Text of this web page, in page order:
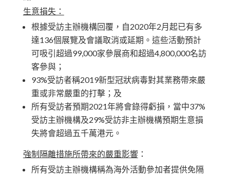
生意損失：
根據受訪主辦機構回覆，自2020年2月起已有多
達136個展覽及會議取消或延期。這些活動預計
可吸引超過99,000家參展商和超過4,800,000名訪
客參與；
93%受訪者稱2019新型冠狀病毒對其業務帶來嚴
重或非常嚴重的打擊；及
所有受訪者預期2021年將會錄得虧損，當中37%
受訪主辦機構及29%受訪非主辦機構預期生意損
失將會超過五千萬港元。
強制隔離措施所帶來的嚴重影響：
所有受訪主辦機構稱為海外活動參加者提供免隔